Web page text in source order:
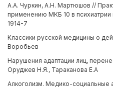
А.А. Чуркин, А.Н. Мартюшов //
применению МКБ 10 в психиатрии
1914-7
Классики русской медицины о
Воробьев
Нарушения адаптации лиц,
Оруджев Н.Я., Тараканова Е.А
Алкоголизм. Медико-